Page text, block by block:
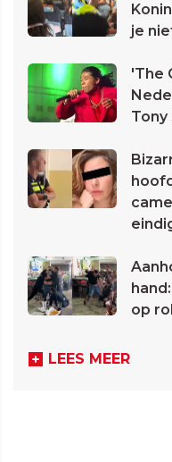
je
'The
op
LEES MEER